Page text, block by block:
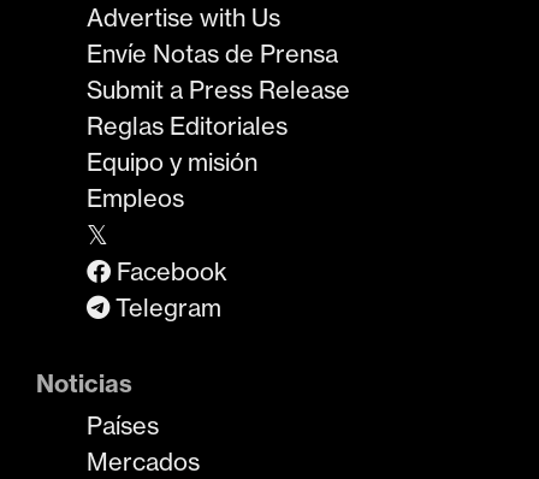
Advertise with Us
Envíe Notas de Prensa
Submit a Press Release
Reglas Editoriales
Equipo y misión
Empleos
𝕏
Facebook
Telegram
Noticias
Países
Mercados